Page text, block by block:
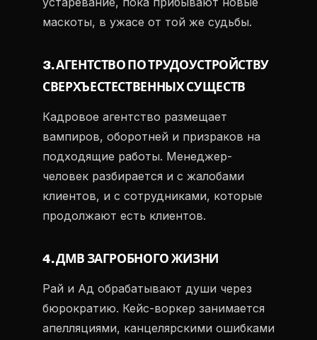
маскоты, в ужасе от той же судьбы.
3. АГЕНТСТВО ПО ТРУДОУСТРОЙСТВУ
СВЕРХЪЕСТЕСТВЕННЫХ СУЩЕСТВ
Кадровое агентство размещает
вампиров, оборотней и призраков на
подходящие работы. Менеджер-
человек разбирается и с жалобами
клиентов, и с сотрудниками, которые
продолжают есть клиентов.
4. ДМВ ЗАГРОБНОГО ЖИЗНИ
Рай и Ад обрабатывают души через
бюрократию. Кейс-воркер занимается
апелляциями, канцелярскими ошибками